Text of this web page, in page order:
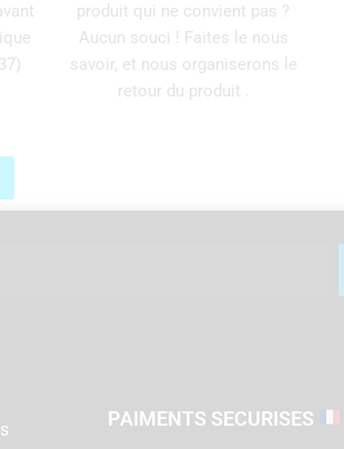
produit qui ne convient pas ?
Aucun souci ! Faites le nous
savoir, et nous organiserons le
retour du produit .
PAIMENTS SECURISES